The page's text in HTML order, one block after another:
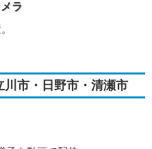
ラ
市・日野市・清瀬市